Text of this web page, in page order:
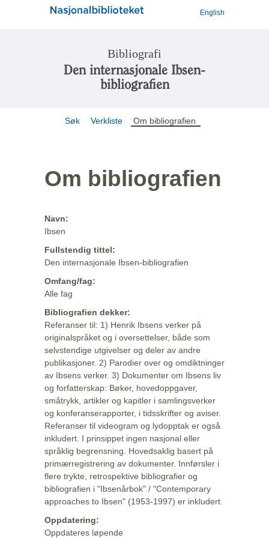
English
Bibliografi
Den internasjonale Ibsen-
bibliografien
Søk Verkliste Om bibliografien
Om bibliografien
Navn:
Ibsen
Fullstendig tittel:
Den internasjonale Ibsen-bibliografien
Omfang/fag:
Alle fag
Bibliografien dekker:
Referanser til: 1) Henrik Ibsens verker på
originalspråket og i oversettelser, både som
selvstendige utgivelser og deler av andre
publikasjoner. 2) Parodier over og omdiktninger
av Ibsens verker. 3) Dokumenter om Ibsens liv
og forfatterskap: Bøker, hovedoppgaver,
småtrykk, artikler og kapitler i samlingsverker
og konferanserapporter, i tidsskrifter og aviser.
Referanser til videogram og lydopptak er også
inkludert. I prinsippet ingen nasjonal eller
språklig begrensning. Hovedsaklig basert på
primærregistrering av dokumenter. Innførsler i
flere trykte, retrospektive bibliografier og
bibliografien i "Ibsenårbok" / "Contemporary
approaches to Ibsen" (1953-1997) er inkludert.
Oppdatering:
Oppdateres løpende